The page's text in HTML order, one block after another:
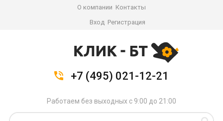
О компании Контакты
Вход Регистрация
+7 (495) 021-12-21
Работаем без выходных с 9:00 до 21:00